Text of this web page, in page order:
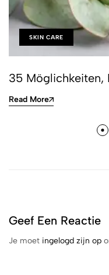
SKIN CARE
35 Möglichkeiten,
Read More
Geef Een Reactie
Je moet ingelogd zijn op